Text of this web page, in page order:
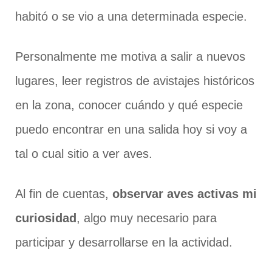
habitó o se vio a una determinada especie.
Personalmente me motiva a salir a nuevos
lugares, leer registros de avistajes históricos
en la zona, conocer cuándo y qué especie
puedo encontrar en una salida hoy si voy a
tal o cual sitio a ver aves.
Al fin de cuentas, observar aves activas mi
curiosidad , algo muy necesario para
participar y desarrollarse en la actividad.